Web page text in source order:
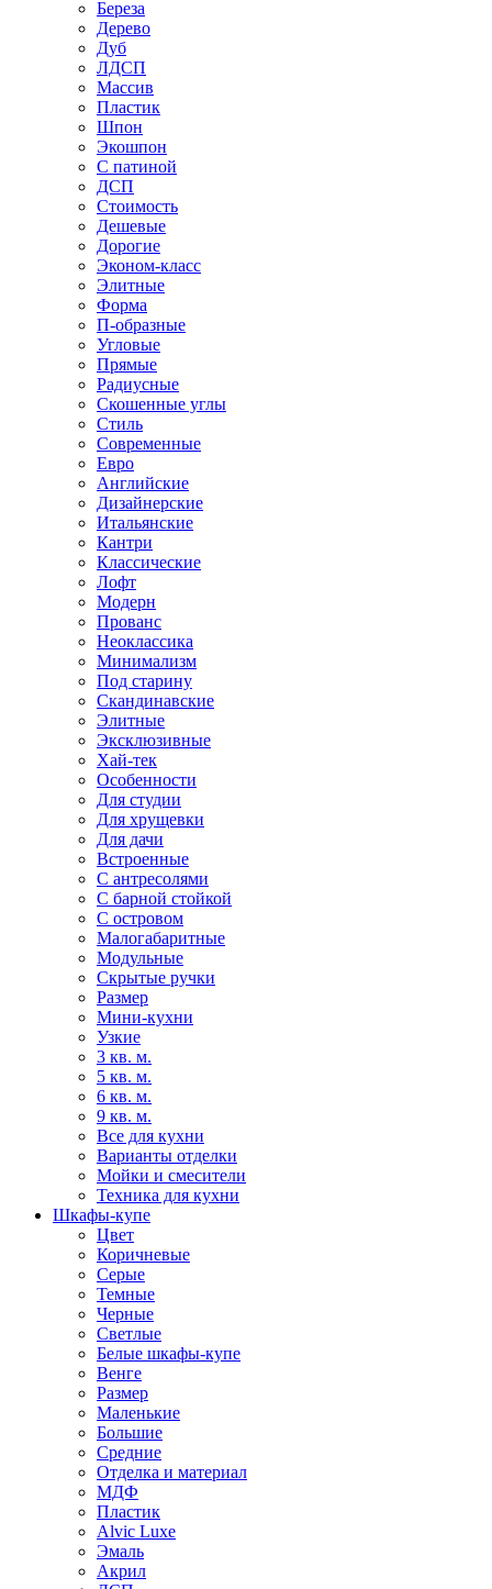
Береза
Дерево
Дуб
ЛДСП
Массив
Пластик
Шпон
Экошпон
С патиной
ДСП
Стоимость
Дешевые
Дорогие
Эконом-класс
Элитные
Форма
П-образные
Угловые
Прямые
Радиусные
Скошенные углы
Стиль
Современные
Евро
Английские
Дизайнерские
Итальянские
Кантри
Классические
Лофт
Модерн
Прованс
Неоклассика
Минимализм
Под старину
Скандинавские
Элитные
Эксклюзивные
Хай-тек
Особенности
Для студии
Для хрущевки
Для дачи
Встроенные
С антресолями
С барной стойкой
С островом
Малогабаритные
Модульные
Скрытые ручки
Размер
Мини-кухни
Узкие
3 кв. м.
5 кв. м.
6 кв. м.
9 кв. м.
Все для кухни
Варианты отделки
Мойки и смесители
Техника для кухни
Шкафы-купе
Цвет
Коричневые
Серые
Темные
Черные
Светлые
Белые шкафы-купе
Венге
Размер
Маленькие
Большие
Средние
Отделка и материал
МДФ
Пластик
Alvic Luxe
Эмаль
Акрил